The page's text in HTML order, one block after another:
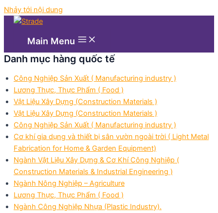
Nhảy tới nội dung
Main Menu
Danh mục hàng quốc tế
Công Nghiệp Sản Xuất ( Manufacturing industry )
Lương Thực, Thực Phẩm ( Food )
Vật Liệu Xây Dựng (Construction Materials )
Vật Liệu Xây Dựng (Construction Materials )
Công Nghiệp Sản Xuất ( Manufacturing industry )
Cơ khí gia dụng và thiết bị sân vườn ngoài trời ( Light Metal
Fabrication for Home & Garden Equipment)
Ngành Vật Liệu Xây Dựng & Cơ Khí Công Nghiệp (
Construction Materials & Industrial Engineering )
Ngành Nông Nghiệp – Agriculture
Lương Thực, Thực Phẩm ( Food )
Ngành Công Nghiệp Nhựa (Plastic Industry).